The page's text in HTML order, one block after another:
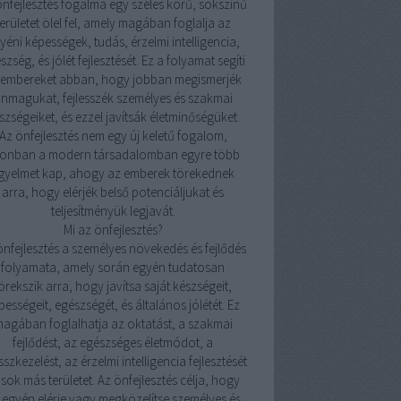
fogalma egy széles körű, sokszínű
ölel fel, amely magában foglalja az
képességek, tudás, érzelmi intelligencia,
és jólét fejlesztését. Ez a folyamat segíti
abban, hogy jobban megismerjék
fejlesszék személyes és szakmai
és ezzel javítsák életminőségüket.
Az önfejlesztés nem egy új keletű fogalom,
a modern társadalomban egyre több
kap, ahogy az emberek törekednek
arra, hogy elérjék belső potenciáljukat és
teljesítményük legjavát.
Mi az önfejlesztés?
a személyes növekedés és fejlődés
folyamata, amely során egyén tudatosan
arra, hogy javítsa saját készségeit,
egészségét, és általános jólétét. Ez
foglalhatja az oktatást, a szakmai
fejlődést, az egészséges életmódot, a
az érzelmi intelligencia fejlesztését
sok más területet. Az önfejlesztés célja, hogy